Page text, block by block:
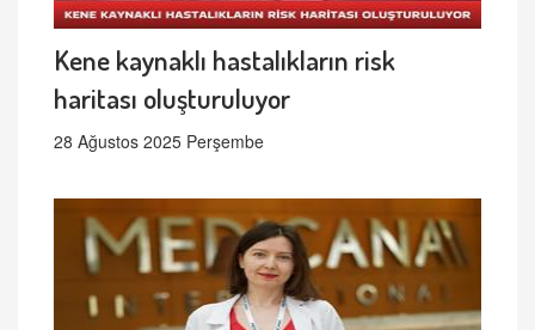
Kene kaynaklı hastalıkların risk
haritası oluşturuluyor
28 Ağustos 2025 Perşembe